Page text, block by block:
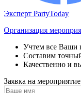
Эксперт PartyToday
Организация
Учтем все Ваши
Составим
Качественно и
Заявка на